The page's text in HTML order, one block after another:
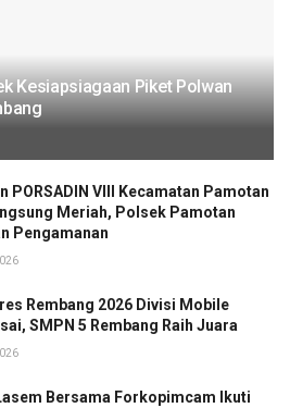
Kesiapsiagaan Piket Polwan
PORSADIN VIII Kecamatan Pamotan
Meriah, Polsek Pamotan
Pengamanan
Rembang 2026 Divisi Mobile
SMPN 5 Rembang Raih Juara
Bersama Forkopimcam Ikuti